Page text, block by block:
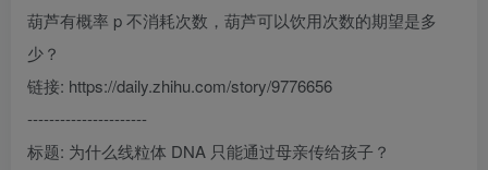
葫芦有概率 p 不消耗次数，葫芦可以饮用次数的期望是多
少？
链接: https://daily.zhihu.com/story/9776656
----------------------
标题: 为什么线粒体 DNA 只能通过母亲传给孩子？